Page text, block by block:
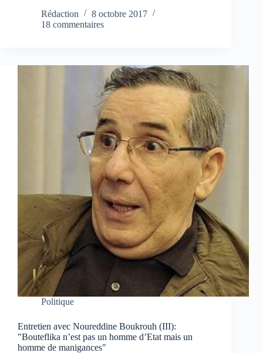
Rédaction
8 octobre 2017
18 commentaires
Politique
Entretien avec Noureddine Boukrouh (III):
"Bouteflika n’est pas un homme d’Etat mais un
homme de manigances"